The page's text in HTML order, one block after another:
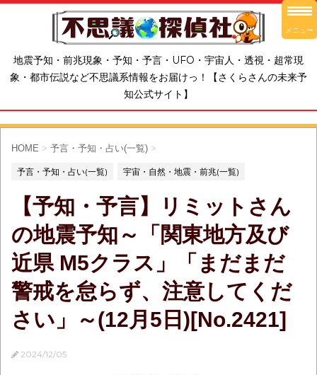
地震予知・前兆現象・予知・予言・UFO・宇宙人・透視・超常現
象・都市伝説など不思議系情報をお届けっ！【さくらさんの未来予
知公式サイト】
HOME > 予言・予知・占い(一覧) >
予言・予知・占い(一覧) 宇宙・自然・地震・前兆(一覧)
【予知・予言】リミットさん
の地震予知～「関東地方及び
近県 M5クラス」「まだまだ
警戒を怠らず、注意してくだ
さい」～(12月5日)[No.2421]
2024/12/05
メニュー